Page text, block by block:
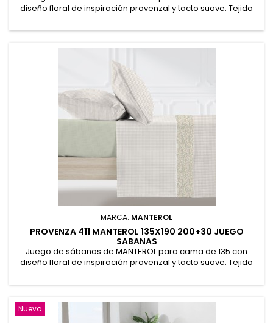
diseño floral de inspiración provenzal y tacto suave. Tejido
fácil planchado. Sábana encimera 245x270cm. Bajera
50x80cm (2uds) petaca 50% Algodón, 50% Poliéster
MARCA: MANTEROL
PROVENZA 411 MANTEROL 135X190 200+30 JUEGO
SABANAS
Juego de sábanas de MANTEROL para cama de 135 con
diseño floral de inspiración provenzal y tacto suave. Tejido
fácil planchado. Sábana encimera 210x270cm. Bajera
50% Algodón, 50% Poliéster
Nuevo